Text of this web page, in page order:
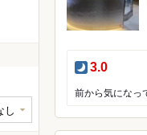
北米
グアム
オセアニア
夜の点数：
3.0